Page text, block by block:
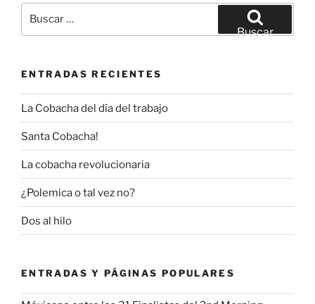
por:
Buscar
ENTRADAS RECIENTES
La Cobacha del día del trabajo
Santa Cobacha!
La cobacha revolucionaria
¿Polemica o tal vez no?
Dos al hilo
ENTRADAS Y PÁGINAS POPULARES